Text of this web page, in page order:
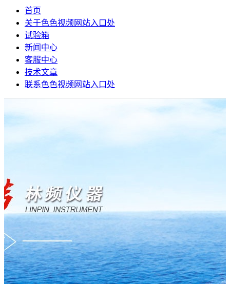
首页
关于色色视频网站入口处
试验箱
新闻中心
客服中心
技术文章
联系色色视频网站入口处